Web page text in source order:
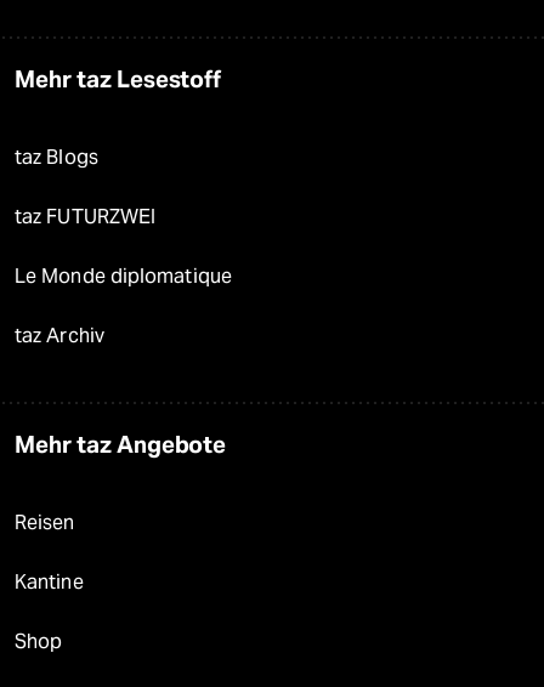
Mehr taz Lesestoff
taz Blogs
taz FUTURZWEI
Le Monde diplomatique
taz Archiv
Mehr taz Angebote
Reisen
Kantine
Shop